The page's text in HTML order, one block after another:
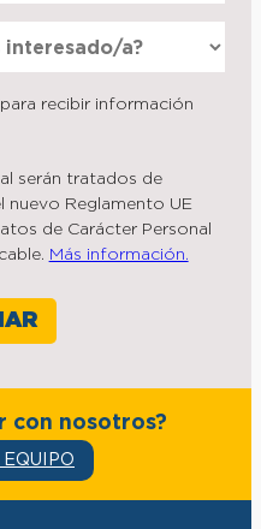
recibir información
serán tratados de
nuevo Reglamento UE
de Carácter Personal
Más información.
con nosotros?